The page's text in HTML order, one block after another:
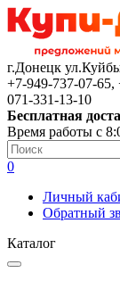
г.Донецк
+7-949-737-07-65,
071-331-13-10
Бесплатная
Время работы с
0
Личный
Обратный
Каталог